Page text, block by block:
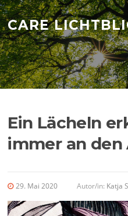
Zum
Inhalt
springen
CARE
Ein Lächeln
immer an den
29. Mai 2020 Autor/in: Katja